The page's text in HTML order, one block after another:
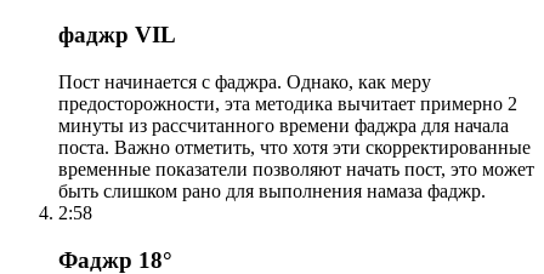
фаджр VIL
Пост начинается с фаджра. Однако, как меру
предосторожности, эта методика вычитает примерно 2
минуты из рассчитанного времени фаджра для начала
поста. Важно отметить, что хотя эти скорректированные
временные показатели позволяют начать пост, это может
быть слишком рано для выполнения намаза фаджр.
2:58
Фаджр 18°